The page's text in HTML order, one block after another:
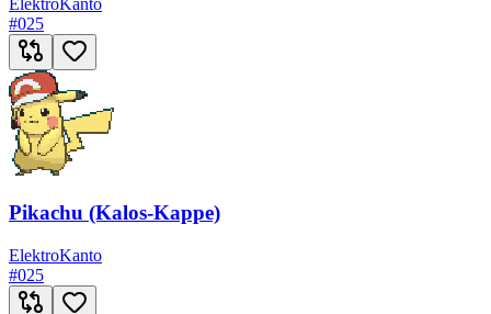
ElektroKanto
#025
Pikachu (Kalos-Kappe)
ElektroKanto
#025